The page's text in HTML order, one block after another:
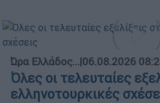
Ώρα Ελλάδος...|06.08.2026
Όλες οι τελευταίες
ελληνοτουρκικές